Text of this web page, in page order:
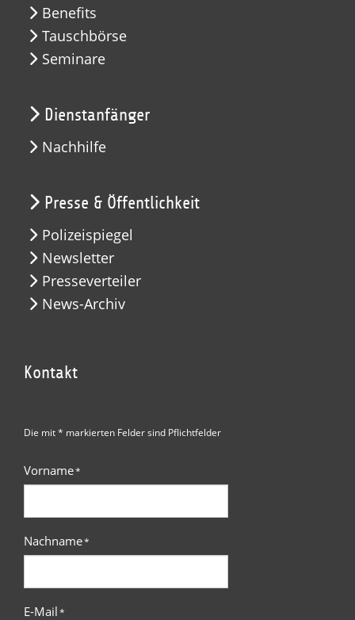
Benefits
Tauschbörse
Seminare
Dienstanfänger
Nachhilfe
Presse & Öffentlichkeit
Polizeispiegel
Newsletter
Presseverteiler
News-Archiv
Kontakt
Die mit * markierten Felder sind Pflichtfelder
Vorname*
Nachname*
E-Mail*